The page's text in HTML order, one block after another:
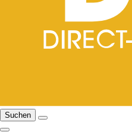
Suchen